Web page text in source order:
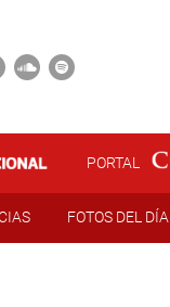
PORTAL
FOTOS DEL DÍA